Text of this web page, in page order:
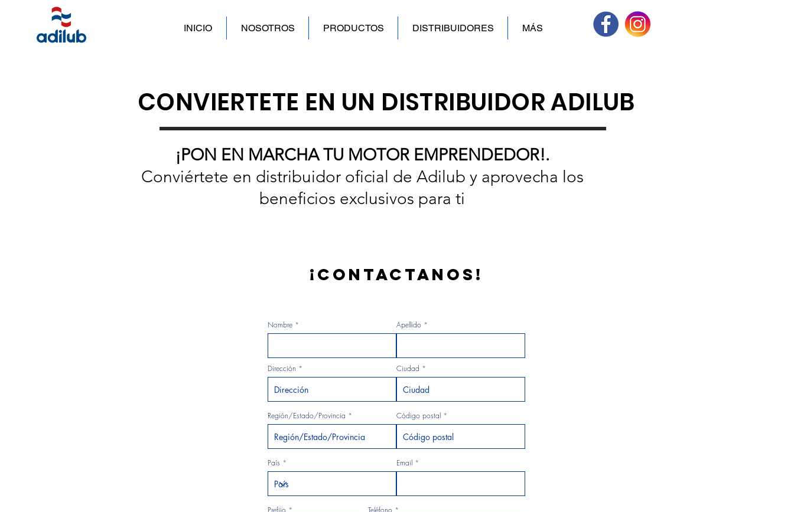
INICIO NOSOTROS PRODUCTOS DISTRIBUIDORES MÁS
CONVIERTETE EN UN DISTRIBUIDOR ADILUB
¡PON EN MARCHA TU MOTOR EMPRENDEDOR!.
Conviértete en distribuidor oficial de Adilub y aprovecha los
beneficios exclusivos para ti
¡CONTACTANOS!
Nombre Apellido
Dirección Ciudad
Región/Estado/Provincia Código postal
País Email
Prefijo Teléfono